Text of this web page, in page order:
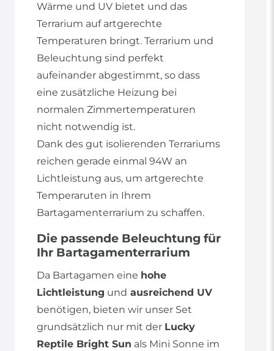
Wärme und UV bietet und das
Terrarium auf artgerechte
Temperaturen bringt. Terrarium und
Beleuchtung sind perfekt
aufeinander abgestimmt, so dass
eine zusätzliche Heizung bei
normalen Zimmertemperaturen
nicht notwendig ist.
Dank des gut isolierenden Terrariums
reichen gerade einmal 94W an
Lichtleistung aus, um artgerechte
Temperaruten in Ihrem
Bartagamenterrarium zu schaffen.
Die passende Beleuchtung für
Ihr Bartagamenterrarium
Da Bartagamen eine hohe
Lichtleistung und ausreichend UV
benötigen, bieten wir unser Set
grundsätzlich nur mit der Lucky
Reptile Bright Sun als Mini Sonne im